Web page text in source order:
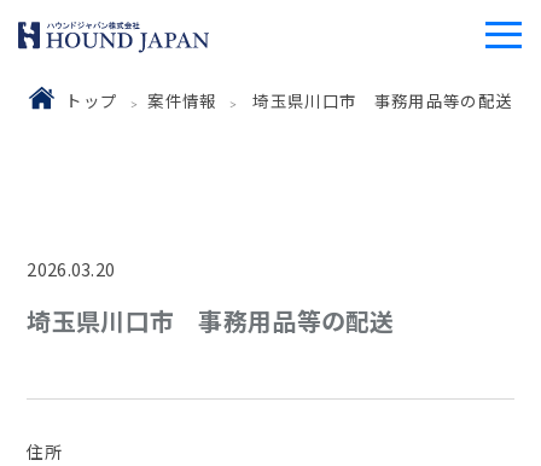
トップ 案件情報 埼玉県川口市 事務用品等の配送
2026.03.20
埼玉県川口市 事務用品等の配送
住所